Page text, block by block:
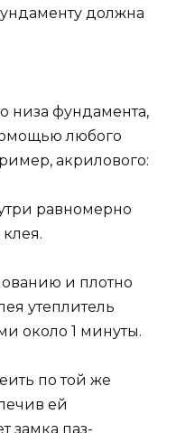
должна
низа фундамента,
любого
акрилового:
равномерно
и плотно
утеплитель
около 1 минуты.
по той же
ей
замка паз-